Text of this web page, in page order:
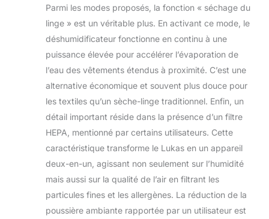
Parmi les modes proposés, la fonction « séchage du
linge » est un véritable plus. En activant ce mode, le
déshumidificateur fonctionne en continu à une
puissance élevée pour accélérer l’évaporation de
l’eau des vêtements étendus à proximité. C’est une
alternative économique et souvent plus douce pour
les textiles qu’un sèche-linge traditionnel. Enfin, un
détail important réside dans la présence d’un filtre
HEPA, mentionné par certains utilisateurs. Cette
caractéristique transforme le Lukas en un appareil
deux-en-un, agissant non seulement sur l’humidité
mais aussi sur la qualité de l’air en filtrant les
particules fines et les allergènes. La réduction de la
poussière ambiante rapportée par un utilisateur est